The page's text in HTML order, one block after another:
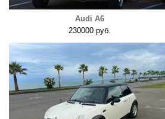
Audi A6
230000 руб.